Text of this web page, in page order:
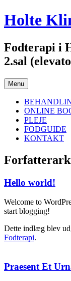
Hop
til
Holte
Fodterapi i
2.sal
Menu
ONLINE
PLEJE
FODGUIDE
KONTAKT
Hello world!
Welcome to
start blogging!
Dette indlæg blev
Fodterapi.
Praesent Et